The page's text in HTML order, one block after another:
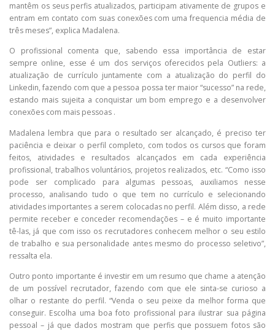
mantêm os seus perfis atualizados, participam ativamente de grupos e
entram em contato com suas conexões com uma frequencia média de
três meses”, explica Madalena.
O profissional comenta que, sabendo essa importância de estar
sempre online, esse é um dos serviços oferecidos pela Outliers: a
atualização de currículo juntamente com a atualização do perfil do
Linkedin, fazendo com que a pessoa possa ter maior “sucesso” na rede,
estando mais sujeita a conquistar um bom emprego e a desenvolver
conexões com mais pessoas .
Madalena lembra que para o resultado ser alcançado, é preciso ter
paciência e deixar o perfil completo, com todos os cursos que foram
feitos, atividades e resultados alcançados em cada experiência
profissional, trabalhos voluntários, projetos realizados, etc. “Como isso
pode ser complicado para algumas pessoas, auxiliamos nesse
processo, analisando tudo o que tem no currículo e selecionando
atividades importantes a serem colocadas no perfil. Além disso, a rede
permite receber e conceder recomendações – e é muito importante
tê-las, já que com isso os recrutadores conhecem melhor o seu estilo
de trabalho e sua personalidade antes mesmo do processo seletivo”,
ressalta ela.
Outro ponto importante é investir em um resumo que chame a atenção
de um possível recrutador, fazendo com que ele sinta-se curioso a
olhar o restante do perfil. “Venda o seu peixe da melhor forma que
conseguir. Escolha uma boa foto profissional para ilustrar sua página
pessoal – já que dados mostram que perfis que possuem fotos são